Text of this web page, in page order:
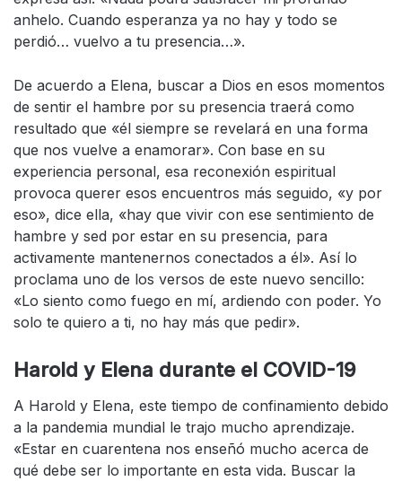
anhelo. Cuando esperanza ya no hay y todo se
perdió… vuelvo a tu presencia…».
De acuerdo a Elena, buscar a Dios en esos momentos
de sentir el hambre por su presencia traerá como
resultado que «él siempre se revelará en una forma
que nos vuelve a enamorar». Con base en su
experiencia personal, esa reconexión espiritual
provoca querer esos encuentros más seguido, «y por
eso», dice ella, «hay que vivir con ese sentimiento de
hambre y sed por estar en su presencia, para
activamente mantenernos conectados a él». Así lo
proclama uno de los versos de este nuevo sencillo:
«Lo siento como fuego en mí, ardiendo con poder. Yo
solo te quiero a ti, no hay más que pedir».
Harold y Elena durante el COVID-19
A Harold y Elena, este tiempo de confinamiento debido
a la pandemia mundial le trajo mucho aprendizaje.
«Estar en cuarentena nos enseñó mucho acerca de
qué debe ser lo importante en esta vida. Buscar la